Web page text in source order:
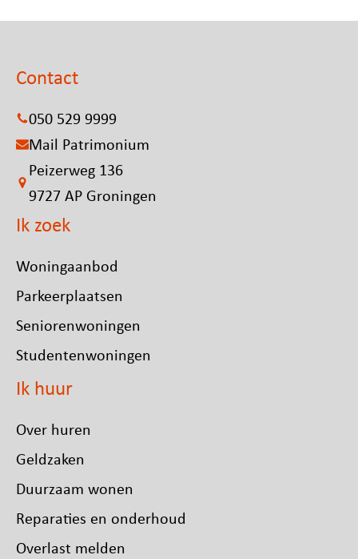
Contact
050 529 9999
Mail Patrimonium
Peizerweg 136
9727 AP Groningen
Ik zoek
Woningaanbod
Parkeerplaatsen
Seniorenwoningen
Studentenwoningen
Ik huur
Over huren
Geldzaken
Duurzaam wonen
Reparaties en onderhoud
Overlast melden